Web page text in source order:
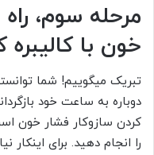
مرحله سوم، راه
خون با کالیبره
دوباره به ساعت خود
کردن سازوکار فشار خون
را انجام دهید. برای اینکار